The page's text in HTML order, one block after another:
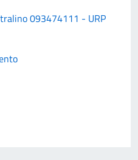
093474111 - URP